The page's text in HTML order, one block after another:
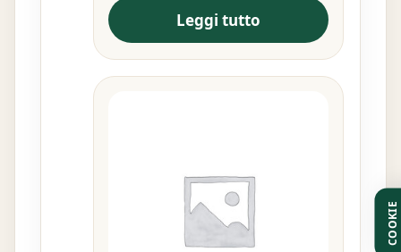
Leggi tutto
COOKIE